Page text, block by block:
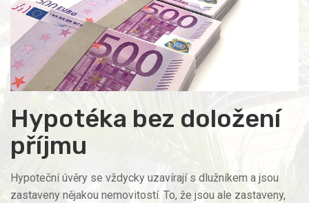
Hypotéka bez doložení
příjmu
Hypoteční úvěry se vždycky uzavírají s dlužníkem a jsou
zastaveny nějakou nemovitostí. To, že jsou ale zastaveny,